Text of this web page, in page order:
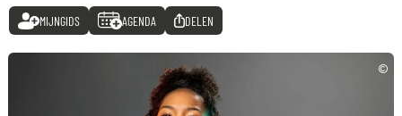
MIJNGIDS AGENDA DELEN
©